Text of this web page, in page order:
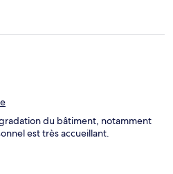
du bâtiment, notamment
est très accueillant.